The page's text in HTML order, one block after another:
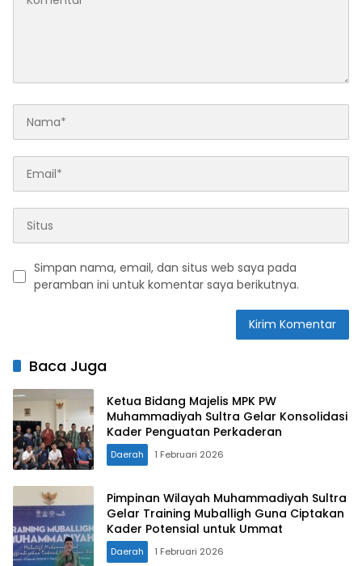
Simpan nama, email, dan situs web saya pada
peramban ini untuk komentar saya berikutnya.
Baca Juga
Ketua Bidang Majelis MPK PW
Muhammadiyah Sultra Gelar Konsolidasi
Kader Penguatan Perkaderan
Daerah 1 Februari 2026
Pimpinan Wilayah Muhammadiyah Sultra
Gelar Training Muballigh Guna Ciptakan
Kader Potensial untuk Ummat
Daerah 1 Februari 2026